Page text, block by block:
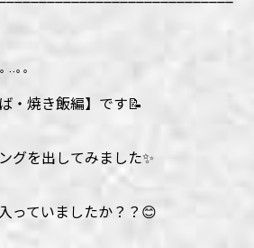
ﾟﾟ
・焼き飯編】です📝
グを出してみました✨
っていましたか？？😊